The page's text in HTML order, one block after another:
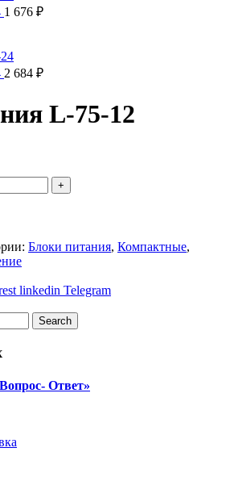
1 676 ₽
2 684 ₽
L-75-12
Блоки питания, Компактные,
linkedin Telegram
Search
Ответ»